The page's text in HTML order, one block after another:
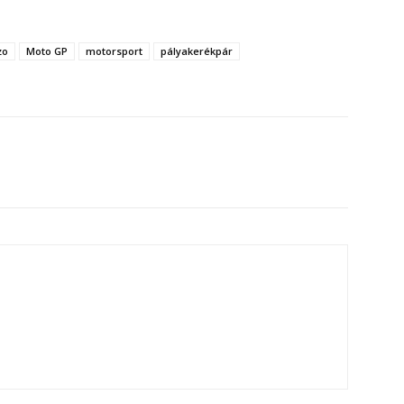
Moto GP motorsport pályakerékpár